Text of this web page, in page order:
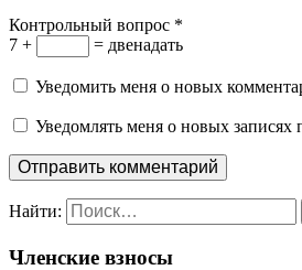
Контрольный вопрос *
7 +
= двенадать
Уведомить меня о новых
Уведомлять меня о новых записях
Найти:
Членские взносы